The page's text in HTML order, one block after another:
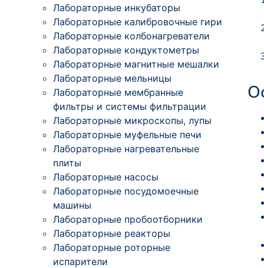
Лабораторные инкубаторы
Лабораторные калибровочные гири
Лабораторные колбонагреватели
Лабораторные кондуктометры
Лабораторные магнитные мешалки
Лабораторные мельницы
Лабораторные мембранные
фильтры и системы фильтрации
Лабораторные микроскопы, лупы
Лабораторные муфельные печи
Лабораторные нагревательные
плиты
Лабораторные насосы
Лабораторные посудомоечные
машины
Лабораторные пробоотборники
Лабораторные реакторы
Лабораторные роторные
испарители